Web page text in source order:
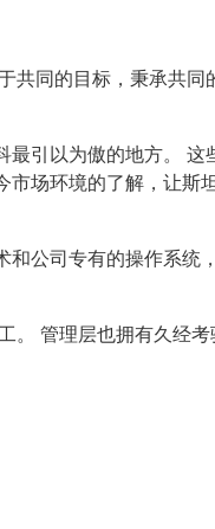
共同的目标，秉承共同
最引以为傲的地方。 这
市场环境的了解，让斯
和公司专有的操作系统
。 管理层也拥有久经